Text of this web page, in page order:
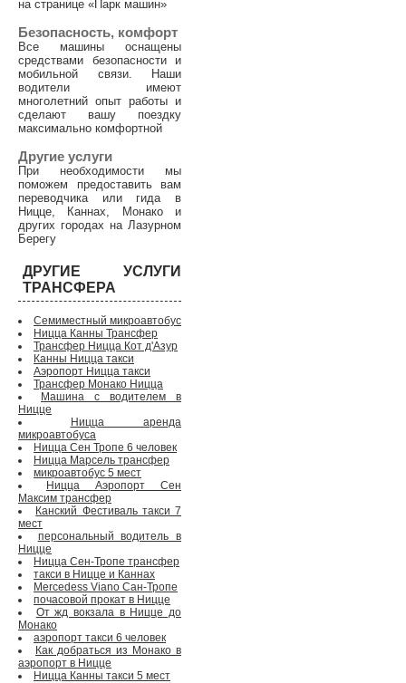
на странице «Парк машин»
Безопасность, комфорт
Все машины оснащены
средствами безопасности и
мобильной связи. Наши
водители имеют
многолетний опыт работы и
сделают вашу поездку
максимально комфортной
Другие услуги
При необходимости мы
поможем предоставить вам
переводчика или гида в
Ницце, Каннах, Монако и
других городах на Лазурном
Берегу
ДРУГИЕ УСЛУГИ
ТРАНСФЕРА
Семиместный микроавтобус
Ницца Канны Трансфер
Трансфер Ницца Кот д'Азур
Канны Ницца такси
Аэропорт Ницца такси
Трансфер Монако Ницца
Машина с водителем в
Ницце
Ницца аренда
микроавтобуса
Ницца Сен Тропе 6 человек
Ницца Марсель трансфер
микроавтобус 5 мест
Ницца Аэропорт Сен
Максим трансфер
Канский Фестиваль такси 7
мест
персональный водитель в
Ницце
Ницца Сен-Тропе трансфер
такси в Ницце и Каннах
Mercedess Viano Сан-Тропе
почасовой прокат в Ницце
От жд вокзала в Ницце до
Монако
аэропорт такси 6 человек
Как добраться из Монако в
аэропорт в Ницце
Ницца Канны такси 5 мест